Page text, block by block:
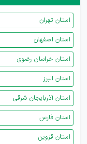
استان تهران
استان اصفهان
استان خراسان رضوی
استان البرز
استان آذربایجان شرقی
استان فارس
استان قزوین